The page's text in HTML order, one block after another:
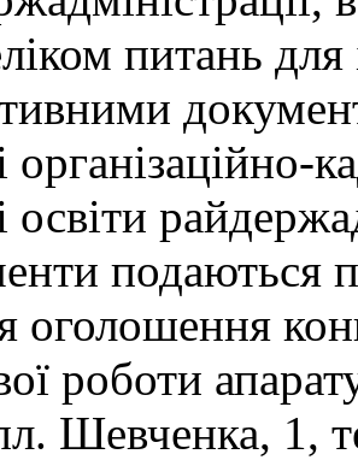
питань
організаційно-
освіти
подаються
оголошення
роботи
Шевченка, 1,